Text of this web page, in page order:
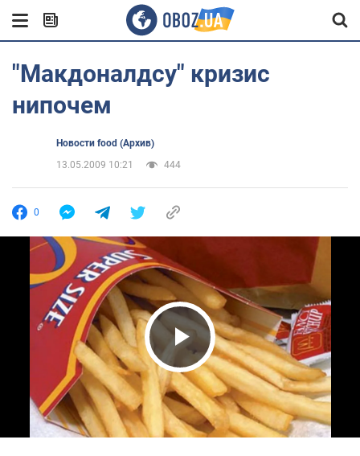
"Макдоналдсу" кризис
нипочем
Новости food (Архив)
13.05.2009 10:21
444
0
Play Video